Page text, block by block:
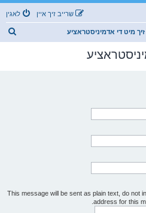
לאגין שרייב זיך איין
מיט די אדמיניסטראציע
This message will be sent as plain text, do not
address for this